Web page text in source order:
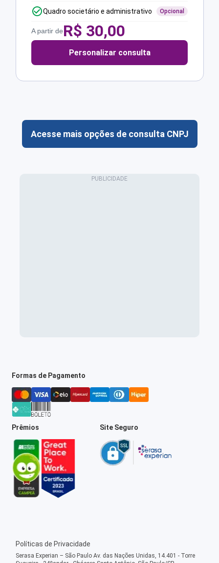
Quadro societário e administrativo Opcional
A partir deR$ 30,00
Personalizar consulta
Acesse mais opções de consulta CNPJ
Formas de Pagamento
Prêmios Site Seguro
Políticas de Privacidade
Serasa Experian – São Paulo Av. das Nações Unidas, 14.401 - Torre